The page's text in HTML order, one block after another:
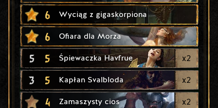
6 Wyciąg z gigaskorpiona
6 Ofiara dla Morza
5 5 Śpiewaczka Havfrue x2
3 5 Kapłan Svalbloda x2
4 Zamaszysty cios x2